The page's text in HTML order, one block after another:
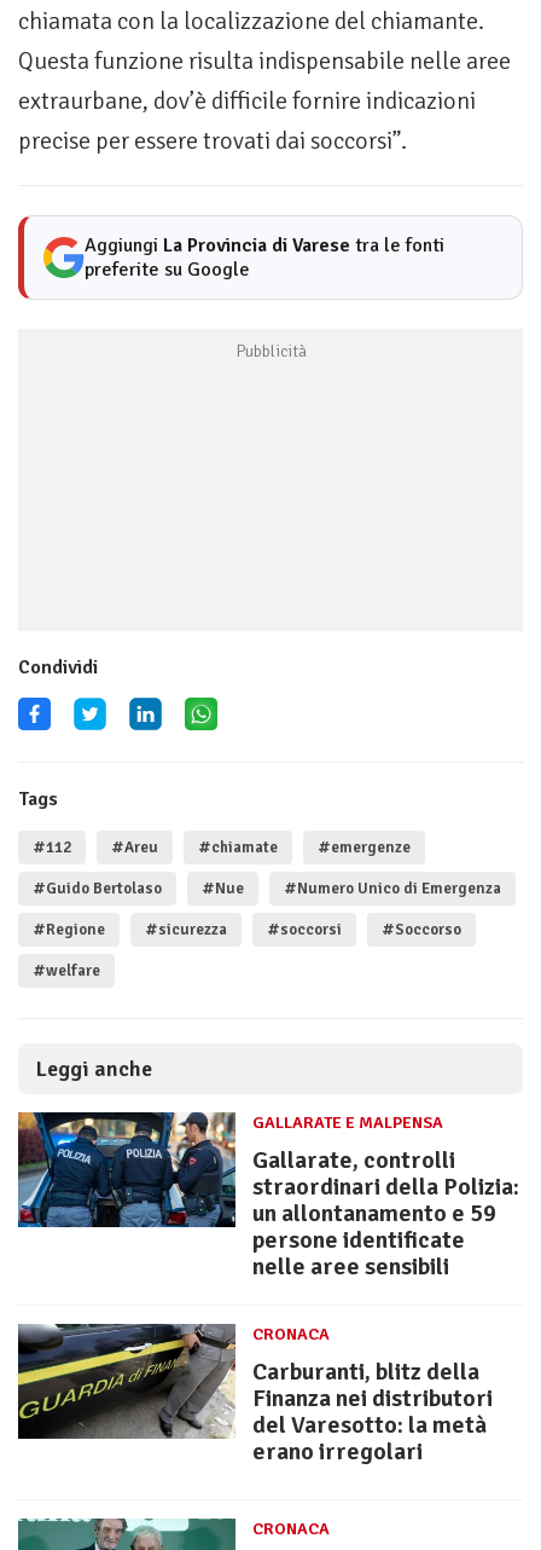
chiamata con la localizzazione del chiamante.
Questa funzione risulta indispensabile nelle aree
extraurbane, dov’è difficile fornire indicazioni
precise per essere trovati dai soccorsi”.
Aggiungi La Provincia di Varese tra le fonti
preferite su Google
Condividi
Tags
#112 #Areu #chiamate #emergenze
#Guido Bertolaso #Nue #Numero Unico di Emergenza
#Regione #sicurezza #soccorsi #Soccorso
#welfare
Leggi anche
GALLARATE E MALPENSA
Gallarate, controlli
straordinari della Polizia:
un allontanamento e 59
persone identificate
nelle aree sensibili
CRONACA
Carburanti, blitz della
Finanza nei distributori
del Varesotto: la metà
erano irregolari
CRONACA